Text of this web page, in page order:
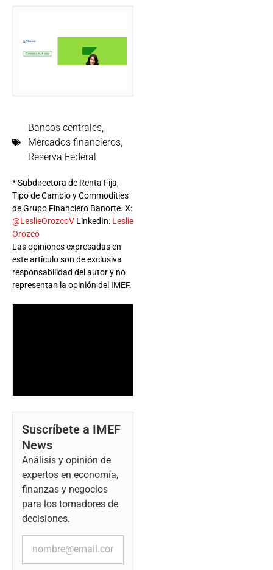
Bancos centrales,
Mercados financieros,
Reserva Federal
* Subdirectora de Renta Fija,
Tipo de Cambio y Commodities
de Grupo Financiero Banorte. X:
@LeslieOrozcoV LinkedIn: Leslie
Orozco
Las opiniones expresadas en
este artículo son de exclusiva
responsabilidad del autor y no
representan la opinión del IMEF.
Suscríbete a IMEF
News
Análisis y opinión de
expertos en economía,
finanzas y negocios
para los tomadores de
decisiones.